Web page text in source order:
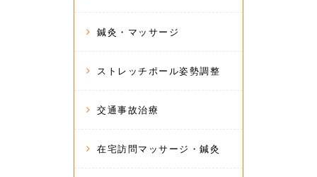
鍼灸・マッサージ
ストレッチポール姿勢調整
交通事故治療
在宅訪問マッサージ・鍼灸